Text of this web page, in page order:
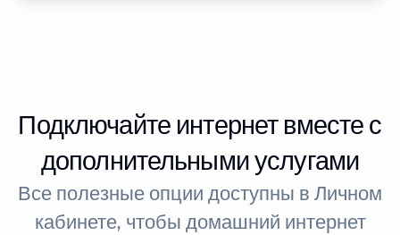
Подключайте интернет вместе с
дополнительными услугами
Все полезные опции доступны в Личном
кабинете, чтобы домашний интернет